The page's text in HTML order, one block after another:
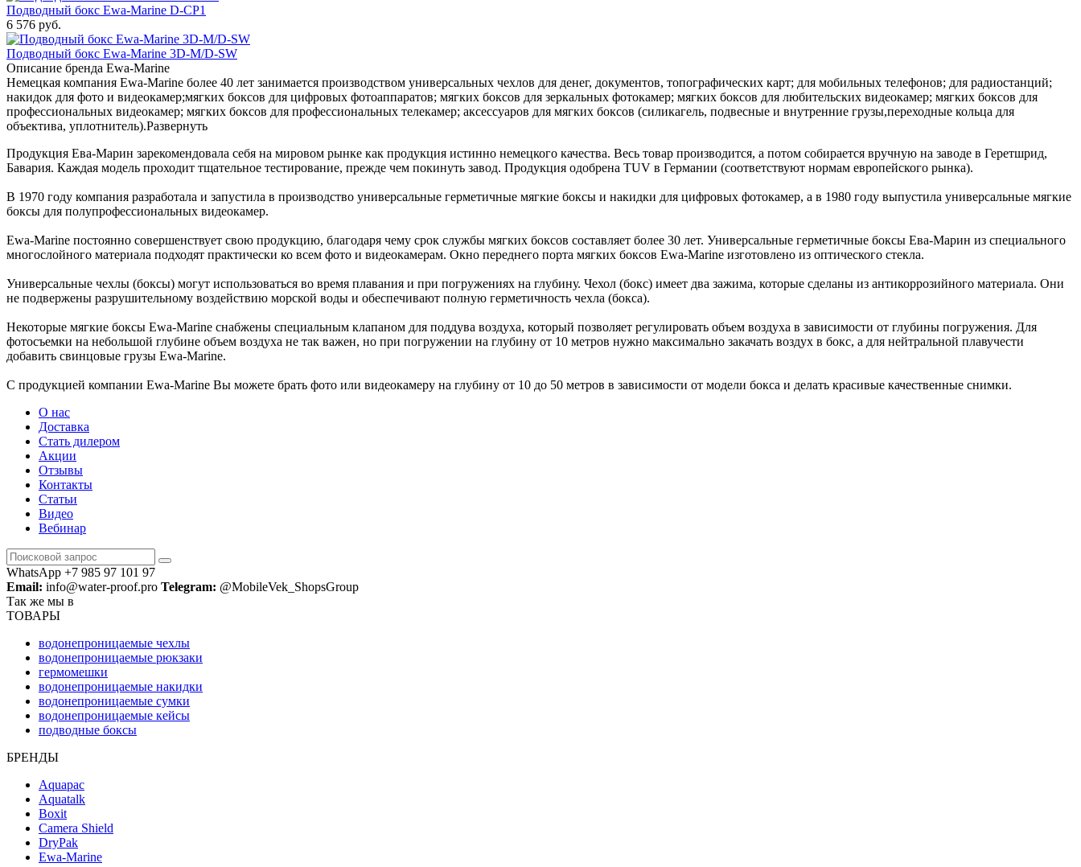
Подводный бокс Ewa-Marine D-CP1
6 576 руб.
Подводный бокс Ewa-Marine 3D-M/D-SW
Описание бренда Ewa-Marine
Немецкая компания Ewa-Marine более 40 лет занимается производством универсальных чехлов для денег, документов, топографических карт; для мобильных телефонов; для радиостанций;
накидок для фото и видеокамер;мягких боксов для цифровых фотоаппаратов; мягких боксов для зеркальных фотокамер; мягких боксов для любительских видеокамер; мягких боксов для
профессиональных видеокамер; мягких боксов для профессиональных телекамер; аксессуаров для мягких боксов (силикагель, подвесные и внутренние грузы,переходные кольца для
объектива, уплотнитель).Развернуть
Продукция Ева-Марин зарекомендовала себя на мировом рынке как продукция истинно немецкого качества. Весь товар производится, а потом собирается вручную на заводе в Геретшрид,
Бавария. Каждая модель проходит тщательное тестирование, прежде чем покинуть завод. Продукция одобрена TUV в Германии (соответствуют нормам европейского рынка).
В 1970 году компания разработала и запустила в производство универсальные герметичные мягкие боксы и накидки для цифровых фотокамер, а в 1980 году выпустила универсальные мягкие
боксы для полупрофессиональных видеокамер.
Ewa-Marine постоянно совершенствует свою продукцию, благодаря чему срок службы мягких боксов составляет более 30 лет. Универсальные герметичные боксы Ева-Марин из специального
многослойного материала подходят практически ко всем фото и видеокамерам. Окно переднего порта мягких боксов Ewa-Marine изготовлено из оптического стекла.
Универсальные чехлы (боксы) могут использоваться во время плавания и при погружениях на глубину. Чехол (бокс) имеет два зажима, которые сделаны из антикоррозийного материала. Они
не подвержены разрушительному воздействию морской воды и обеспечивают полную герметичность чехла (бокса).
Некоторые мягкие боксы Ewa-Marine снабжены специальным клапаном для поддува воздуха, который позволяет регулировать объем воздуха в зависимости от глубины погружения. Для
фотосъемки на небольшой глубине объем воздуха не так важен, но при погружении на глубину от 10 метров нужно максимально закачать воздух в бокс, а для нейтральной плавучести
добавить свинцовые грузы Ewa-Marine.
С продукцией компании Ewa-Marine Вы можете брать фото или видеокамеру на глубину от 10 до 50 метров в зависимости от модели бокса и делать красивые качественные снимки.
О нас
Доставка
Стать дилером
Акции
Отзывы
Контакты
Статьи
Видео
Вебинар
WhatsApp +7 985 97 101 97
Email: info@water-proof.pro Telegram: @MobileVek_ShopsGroup
Так же мы в
ТОВАРЫ
водонепроницаемые чехлы
водонепроницаемые рюкзаки
гермомешки
водонепроницаемые накидки
водонепроницаемые сумки
водонепроницаемые кейсы
подводные боксы
БРЕНДЫ
Aquapac
Aquatalk
Boxit
Camera Shield
DryPak
Ewa-Marine